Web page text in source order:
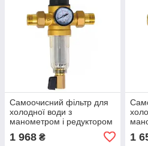
Самоочисний фільтр для
холодної води з
манометром і редуктором
KR3186
1 968 ₴ 1